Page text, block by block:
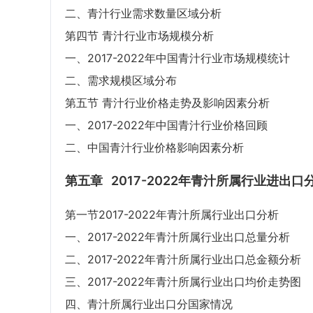
二、青汁行业需求数量区域分析
第四节 青汁行业市场规模分析
一、2017-2022年中国青汁行业市场规模统计
二、需求规模区域分布
第五节 青汁行业价格走势及影响因素分析
一、2017-2022年中国青汁行业价格回顾
二、中国青汁行业价格影响因素分析
第五章 2017-2022年青汁所属行业进出口
第一节2017-2022年青汁所属行业出口分析
一、2017-2022年青汁所属行业出口总量分析
二、2017-2022年青汁所属行业出口总金额分析
三、2017-2022年青汁所属行业出口均价走势图
四、青汁所属行业出口分国家情况